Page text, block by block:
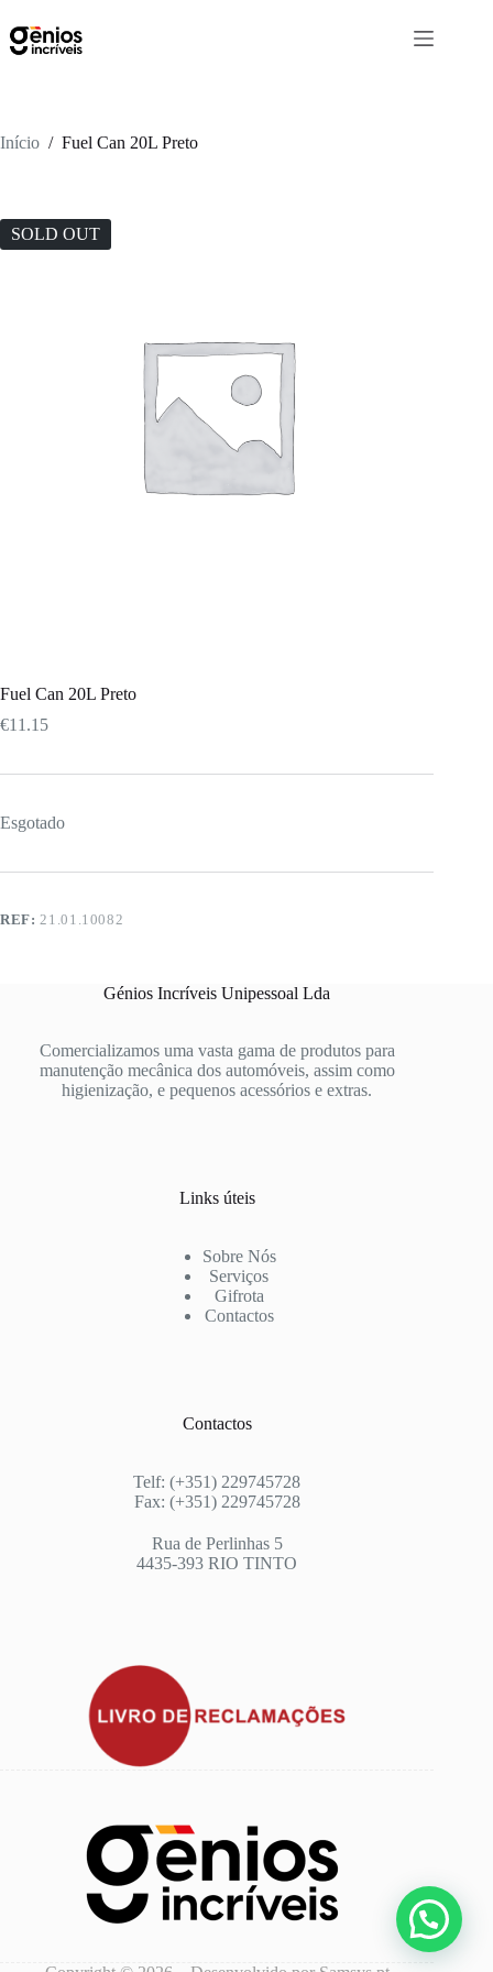
Início / Fuel Can 20L Preto
SOLD OUT
Fuel Can 20L Preto
€11.15
Esgotado
REF: 21.01.10082
Génios Incríveis Unipessoal Lda
Comercializamos uma vasta gama de produtos para
manutenção mecânica dos automóveis, assim como
higienização, e pequenos acessórios e extras.
Links úteis
Sobre Nós
Serviços
Gifrota
Contactos
Contactos
Telf: (+351) 229745728
Fax: (+351) 229745728
Rua de Perlinhas 5
4435-393 RIO TINTO